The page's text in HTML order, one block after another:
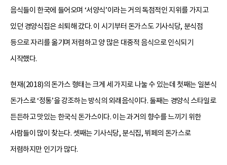
음식들이 한국에 들어오며 ‘서양식’이라는 거의 독점적인 지위를 가지고
있던 경양식집은 쇠퇴해 갔다. 이 시기부터 돈가스도 기사식당, 분식점
등으로 자리를 옮기며 저렴하고 양 많은 대중적 음식으로 인식되기
시작했다.
현재(2018)의 돈가스 형태는 크게 세 가지로 나눌 수 있는데 첫째는 일본식
돈가스로 ‘정통’을 강조하는 방식의 외래음식이다. 둘째는 경양식 스타일로
든든하고 맛있는 한국식 돈가스이다. 이는 과거의 향수를 느끼기 위한
사람들이 많이 찾는다. 셋째는 기사식당, 분식집, 뷔페의 돈가스로
저렴하지만 인기가 많다.